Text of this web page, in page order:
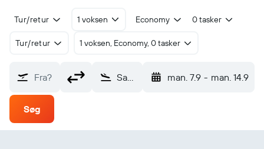
Tur/retur 1 voksen Economy 0 tasker
Tur/retur 1 voksen, Economy, 0 tasker
Fra? Sabi Sabi (GSS) man. 7.9 - man. 14.9
Søg